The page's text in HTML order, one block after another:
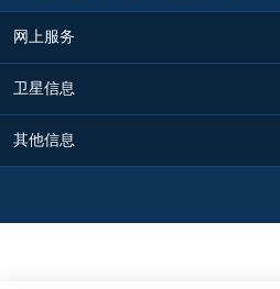
网上服务
卫星信息
其他信息